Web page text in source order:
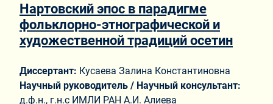
Нартовский эпос в парадигме
фольклорно-этнографической и
художественной традиций осетин
Диссертант: Кусаева Залина Константиновна
Научный руководитель / Научный консультант:
д.ф.н., г.н.с ИМЛИ РАН А.И. Алиева